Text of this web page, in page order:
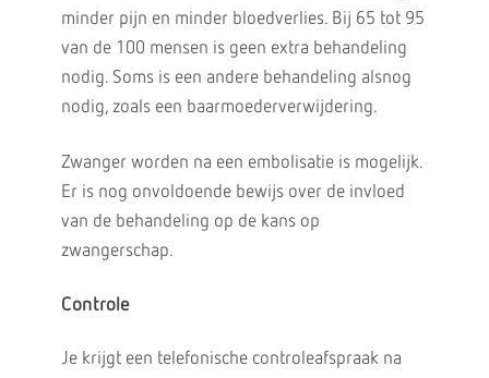
minder pijn en minder bloedverlies. Bij 65 tot 95
van de 100 mensen is geen extra behandeling
nodig. Soms is een andere behandeling alsnog
nodig, zoals een baarmoederverwijdering.
Zwanger worden na een embolisatie is mogelijk.
Er is nog onvoldoende bewijs over de invloed
van de behandeling op de kans op
zwangerschap.
Controle
Je krijgt een telefonische controleafspraak na